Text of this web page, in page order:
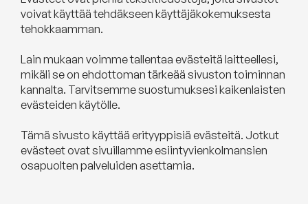
voivat käyttää tehdäkseen käyttäjäkokemuksesta
tehokkaamman.
Lain mukaan voimme tallentaa evästeitä laitteellesi,
mikäli se on ehdottoman tärkeää sivuston toiminnan
kannalta. Tarvitsemme suostumuksesi kaikenlaisten
evästeiden käytölle.
Tämä sivusto käyttää erityyppisiä evästeitä. Jotkut
evästeet ovat sivuillamme esiintyvienkolmansien
osapuolten palveluiden asettamia.